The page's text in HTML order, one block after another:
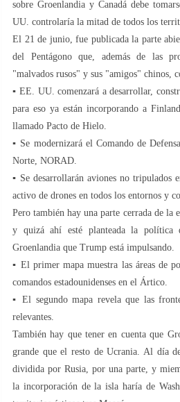
sobre Groenlandia y Canadá debe
UU. controlaría la mitad de todos los
El 21 de junio, fue publicada la parte
del Pentágono que, además de las
"malvados rusos" y sus "amigos" chinos,
▪️ EE. UU. comenzará a desarrollar,
para eso ya están incorporando a
llamado Pacto de Hielo.
▪️ Se modernizará el Comando de
Norte, NORAD.
▪️ Se desarrollarán aviones no tripulados
activo de drones en todos los entornos y
Pero también hay una parte cerrada de la
y quizá ahí esté planteada la política
Groenlandia que Trump está impulsando.
▪️ El primer mapa muestra las áreas de
comandos estadounidenses en el Ártico.
▪️ El segundo mapa revela que las
relevantes.
También hay que tener en cuenta que
grande que el resto de Ucrania. Al día
dividida por Rusia, por una parte, y
la incorporación de la isla haría de